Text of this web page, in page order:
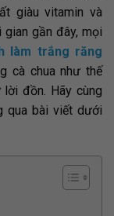
giàu vitamin và
gần đây, mọi
làm trắng răng
cà chua như thế
đồn. Hãy cùng
qua bài viết dưới